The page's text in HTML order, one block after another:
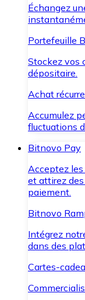
Échangez
Portefeuille
Stockez vos
dépositaire.
Achat
Accumulez
fluctuations
Bitnovo Pay
Acceptez
et attirez
paiement.
Bitnovo
Intégrez
dans des
Cartes-